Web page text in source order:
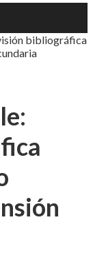
bibliográfica